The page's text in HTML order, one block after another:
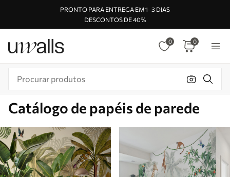
PRONTO PARA ENTREGA EM 1–3 DIAS
DESCONTOS DE 40%
0 0
Catálogo de papéis de parede